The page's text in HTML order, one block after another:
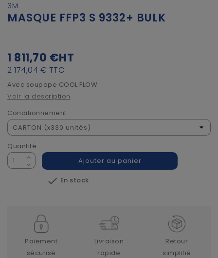
3M
MASQUE FFP3 S 9332+ BULK
1 811,70 €HT
2 174,04 € TTC
Avec soupape COOL FLOW
Voir la description
Conditionnement
Quantité
Ajouter au panier
 En stock
Paiement
sécurisé
Livraison
rapide
Retour
simplifié